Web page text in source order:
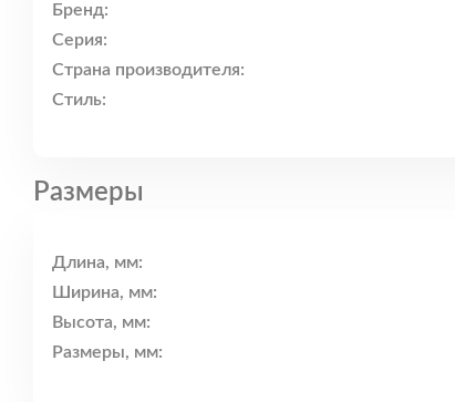
Бренд:
Серия:
Страна производителя:
Стиль:
Размеры
Длина, мм:
Ширина, мм:
Высота, мм:
Размеры, мм: